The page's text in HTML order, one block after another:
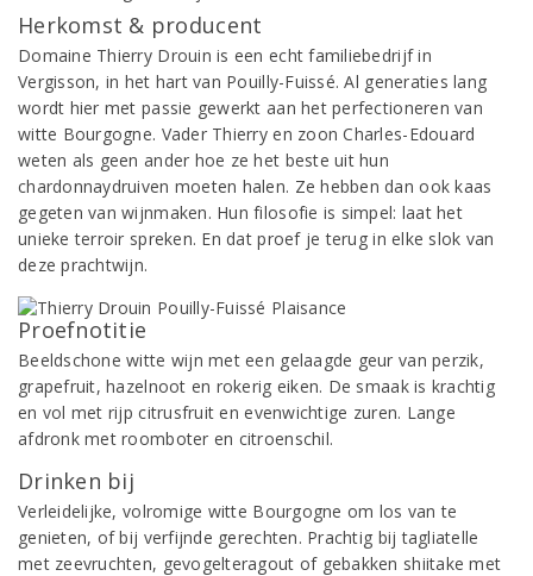
Herkomst & producent
Domaine Thierry Drouin is een echt familiebedrijf in
Vergisson, in het hart van Pouilly-Fuissé. Al generaties lang
wordt hier met passie gewerkt aan het perfectioneren van
witte Bourgogne. Vader Thierry en zoon Charles-Edouard
weten als geen ander hoe ze het beste uit hun
chardonnaydruiven moeten halen. Ze hebben dan ook kaas
gegeten van wijnmaken. Hun filosofie is simpel: laat het
unieke terroir spreken. En dat proef je terug in elke slok van
deze prachtwijn.
Proefnotitie
Beeldschone witte wijn met een gelaagde geur van perzik,
grapefruit, hazelnoot en rokerig eiken. De smaak is krachtig
en vol met rijp citrusfruit en evenwichtige zuren. Lange
afdronk met roomboter en citroenschil.
Drinken bij
Verleidelijke, volromige witte Bourgogne om los van te
genieten, of bij verfijnde gerechten. Prachtig bij tagliatelle
met zeevruchten, gevogelteragout of gebakken shiitake met